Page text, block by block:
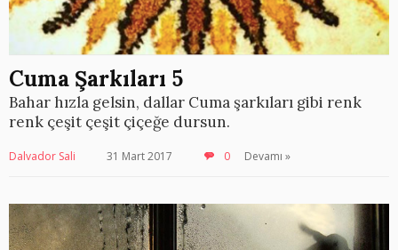
Cuma Şarkıları 5
Bahar hızla gelsin, dallar Cuma şarkıları gibi renk
renk çeşit çeşit çiçeğe dursun.
Dalvador Sali 31 Mart 2017 0 Devamı »